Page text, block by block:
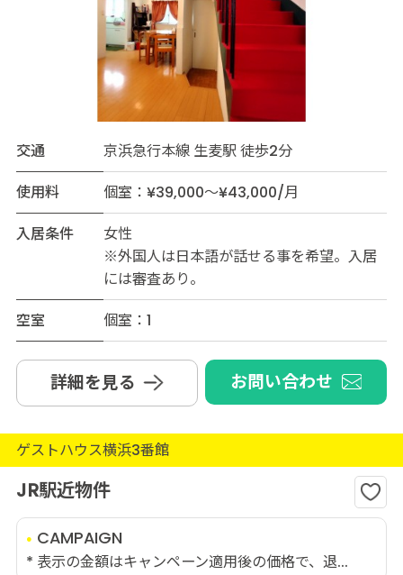
交通
京浜急行本線 生麦駅 徒歩2分
使用料
個室：¥39,000～¥43,000/月
入居条件
女性
※外国人は日本語が話せる事を希望。入居
には審査あり。
空室
個室：1
詳細を見る お問い合わせ
ゲストハウス横浜3番館
JR駅近物件
CAMPAIGN
* 表示の金額はキャンペーン適用後の価格で、退...